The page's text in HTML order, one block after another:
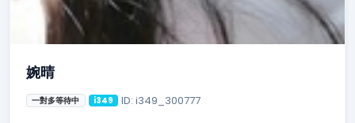
婉晴
一對多等待中 i349 ID: i349_300777